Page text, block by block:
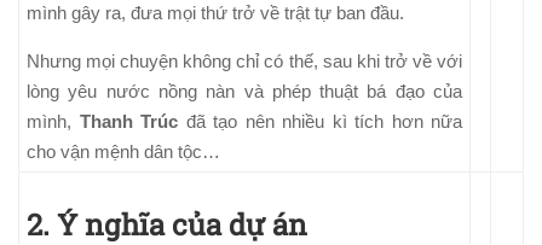
mình gây ra, đưa mọi thứ trở về trật tự ban đầu.
Nhưng mọi chuyện không chỉ có thế, sau khi trở về với
lòng yêu nước nồng nàn và phép thuật bá đạo của
mình, Thanh Trúc đã tạo nên nhiều kì tích hơn nữa
cho vận mệnh dân tộc…
2. Ý nghĩa của dự án